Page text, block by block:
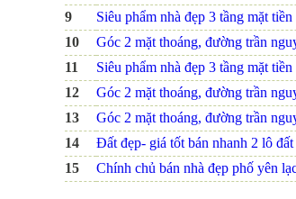
9
Siêu phẩm nhà đẹp 3 tầng mặt
10
Góc 2 mặt thoáng, đường trần
11
Siêu phẩm nhà đẹp 3 tầng mặt
12
Góc 2 mặt thoáng, đường trần
13
Góc 2 mặt thoáng, đường trần
14
Đất đẹp- giá tốt bán nhanh 2 lô
15
Chính chủ bán nhà đẹp phố yên